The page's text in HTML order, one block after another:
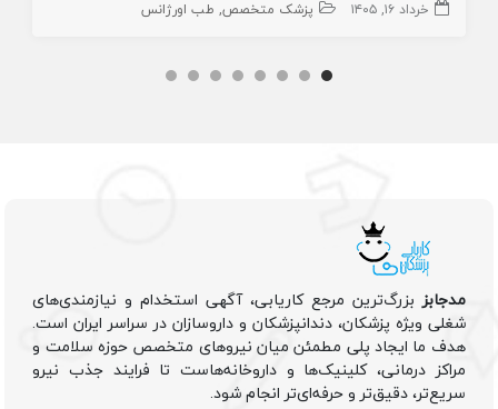
خرداد ۱۶, ۱۴۰۵ پزشک متخصص طب اورژانس
مدجابزبزرگ‌ترین مرجع کاریابی، آگهی استخدام و نیازمندی‌های
شغلی ویژه پزشکان، دندانپزشکان و داروسازان در سراسر ایران است.
هدف ما ایجاد پلی مطمئن میان نیروهای متخصص حوزه سلامت و
مراکز درمانی، کلینیک‌ها و داروخانه‌هاست تا فرایند جذب نیرو
سریع‌تر، دقیق‌تر و حرفه‌ای‌تر انجام شود.